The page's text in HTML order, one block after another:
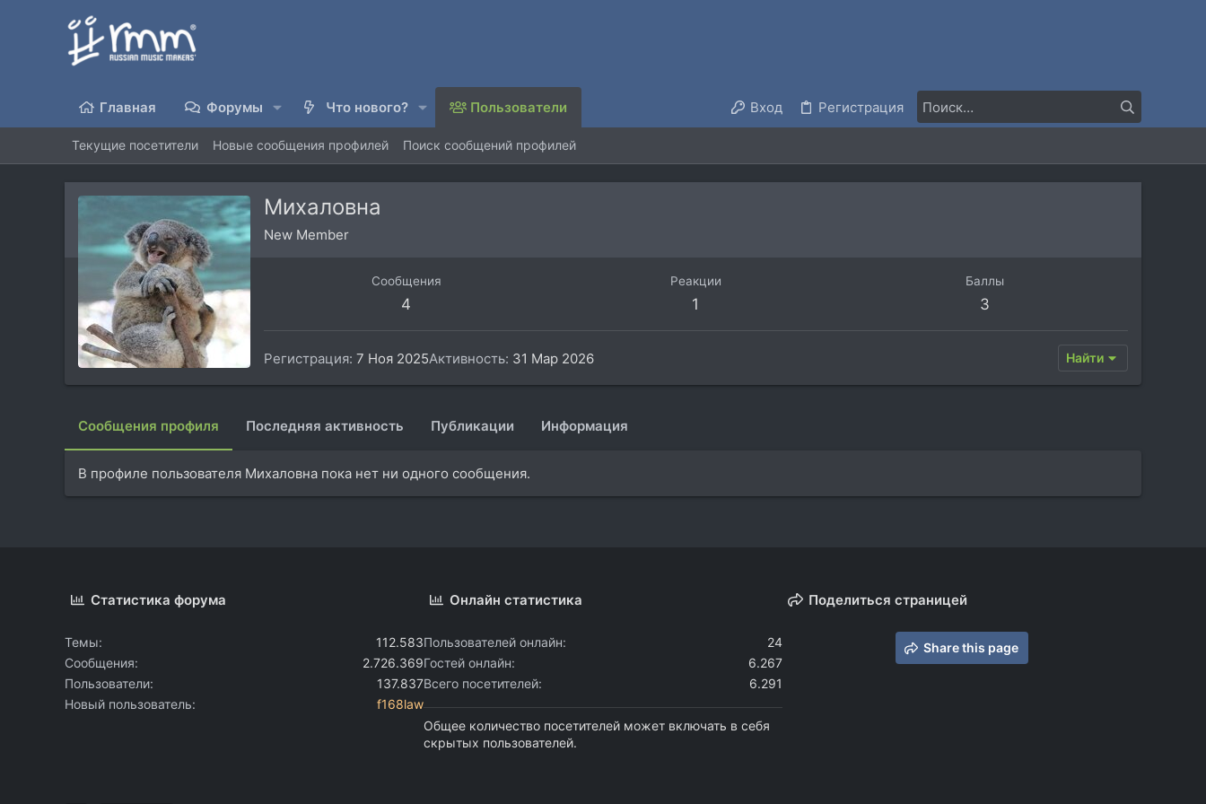
Главная Форумы Что нового? Пользователи Вход Регистрация
Текущие посетители Новые сообщения профилей Поиск сообщений профилей
Михаловна
New Member
Сообщения
4
Реакции
1
Баллы
3
Регистрация 7 Ноя 2025Активность 31 Мар 2026 Найти
Сообщения профиля Последняя активность Публикации Информация
В профиле пользователя Михаловна пока нет ни одного сообщения.
Статистика форума
Темы
112.583
Сообщения
2.726.369
Пользователи
137.837
Новый пользователь
f168law
Онлайн статистика
Пользователей онлайн
24
Гостей онлайн
6.267
Всего посетителей
6.291
Общее количество посетителей может включать в себя
скрытых пользователей.
Поделиться страницей
Share this page